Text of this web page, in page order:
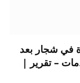
في شجار بعد
– تقرير |